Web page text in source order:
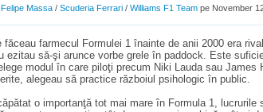
Felipe Massa / Scuderia Ferrari / Williams F1 Team pe November
făceau farmecul Formulei 1 înainte de anii 2000 era
ezitau să-şi arunce vorbe grele în paddock. Este
modul în care piloţi precum Niki Lauda sau James
alegeau să practice războiul psihologic în public.
o importanţă tot mai mare în Formula 1, lucrurile